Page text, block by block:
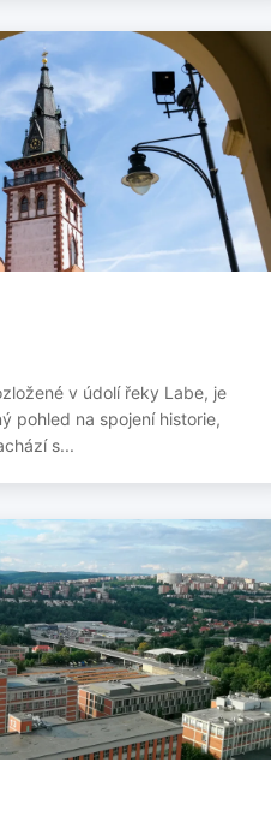
v údolí řeky Labe, je
pohled na spojení historie,
s...